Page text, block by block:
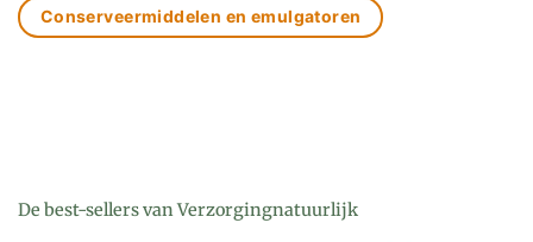
Conserveermiddelen en emulgatoren
De best-sellers van Verzorgingnatuurlijk